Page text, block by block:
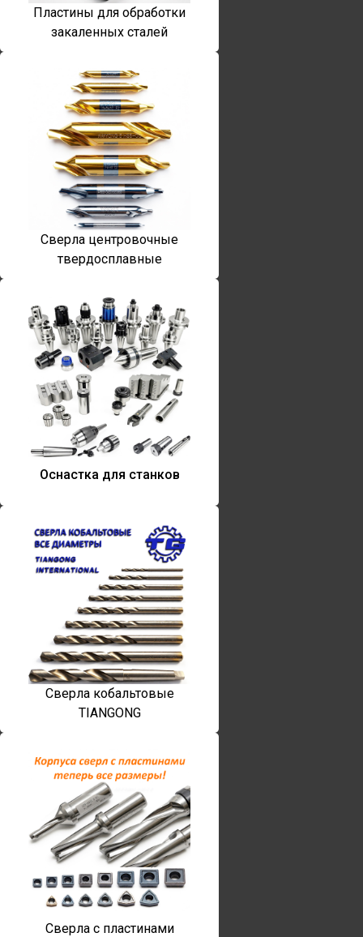
Пластины для обработки
закаленных сталей
Сверла центровочные
твердосплавные
Оснастка для станков
Сверла кобальтовые
TIANGONG
Сверла с пластинами